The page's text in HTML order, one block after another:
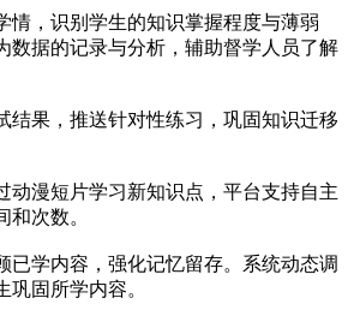
，识别学生的知识掌握程度与薄弱
数据的记录与分析，辅助督学人员了解
果，推送针对性练习，巩固知识迁移
漫短片学习新知识点，平台支持自主
和次数。
学内容，强化记忆留存。系统动态调
固所学内容。